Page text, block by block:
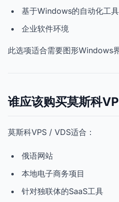
基于Windows的自动化工具
企业软件环境
此选项适合需要图形Windows
谁应该购买莫斯科
莫斯科VPS / VDS适合：
俄语网站
本地电子商务项目
针对独联体的SaaS工具